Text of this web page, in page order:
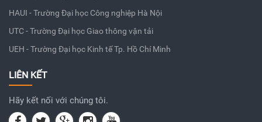
HAUI - Trường Đại học Công nghiệp Hà Nội
UTC - Trường Đại học Giao thông vận tải
UEH - Trường Đại học Kinh tế Tp. Hồ Chí Minh
LIÊN KẾT
Hãy kết nối với chúng tôi.